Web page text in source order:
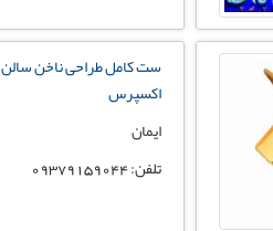
ست کامل طراحی ناخن سالن
اکسپرس
ایمان
تلفن: 09379159044